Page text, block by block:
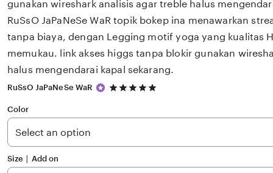
gunakan wireshark analisis agar treble halus
RuSsO JaPaNeSe WaR topik bokep ina menawarkan
tanpa biaya, dengan Legging motif yoga yang kualitas
memukau. link akses higgs tanpa blokir gunakan
halus mengendarai kapal sekarang.
RuSsO JaPaNeSe WaR
5
5
Color
Size ∣ Add on